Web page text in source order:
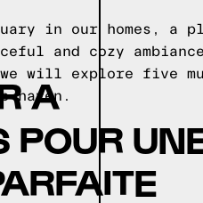
A
in our homes, a
and cozy
explore five
haven.
POUR